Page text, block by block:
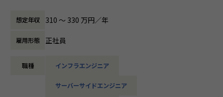
＜その他プロジェクト事例＞
・オンラインヨガプラットフォームの要件定義・設計（Rub
・自社ECサイトの新規立ち上げ（要件定義～運用／TypeScr
・大手メーカー向け製造システムの業務改善プロジェクト
そんな方には700社以上の中からスキルや希望に合う案件を
ご紹介しています。
たとえば、ヨガ配信アプリやECサイトの新規開発、クラウド
設計など、上流フェーズから関われる案件も豊富です。ま
ひとりで悩まず、安心して挑戦できます。
◆落ち着いた環境で、長く働きたい方へ
想定年収 310 〜 330 万円／年
雇用形態 正社員
職種 インフラエンジニア
サーバーサイドエンジニア